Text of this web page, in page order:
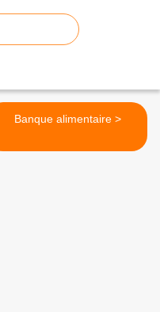
Banque alimentaire >